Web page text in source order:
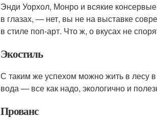
Энди Уорхол, Монро и всякие консервые
в глазах, — нет, вы не на выставке
в стиле поп-арт. Что ж, о вкусах не
Экостиль
С таким же успехом можно жить в лесу
вода — все как надо, экологично и
Прованс